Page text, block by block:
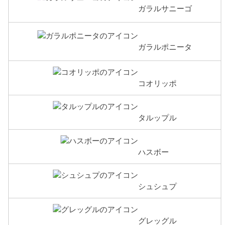
ガラルサニーゴ
ガラルポニータ
コオリッポ
タルップル
ハスボー
シュシュプ
グレッグル